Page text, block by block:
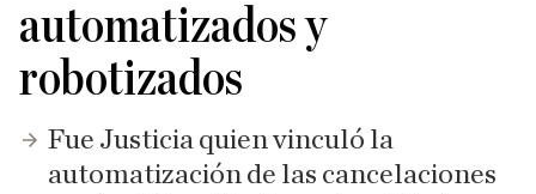
automatizados y
robotizados
Fue Justicia quien vinculó la
automatización de las cancelaciones